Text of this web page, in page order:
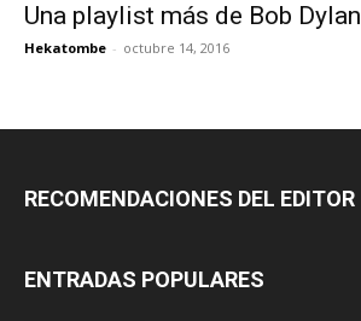
Una playlist más de Bob Dylan
Hekatombe - octubre 14, 2016
RECOMENDACIONES DEL EDITOR
ENTRADAS POPULARES